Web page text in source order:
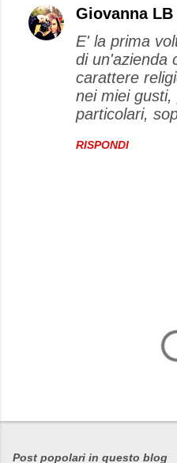
Giovanna LB
E' la prima
di un'azienda
carattere
nei miei
particolari,
RISPONDI
P
s
Post popolari in questo blog